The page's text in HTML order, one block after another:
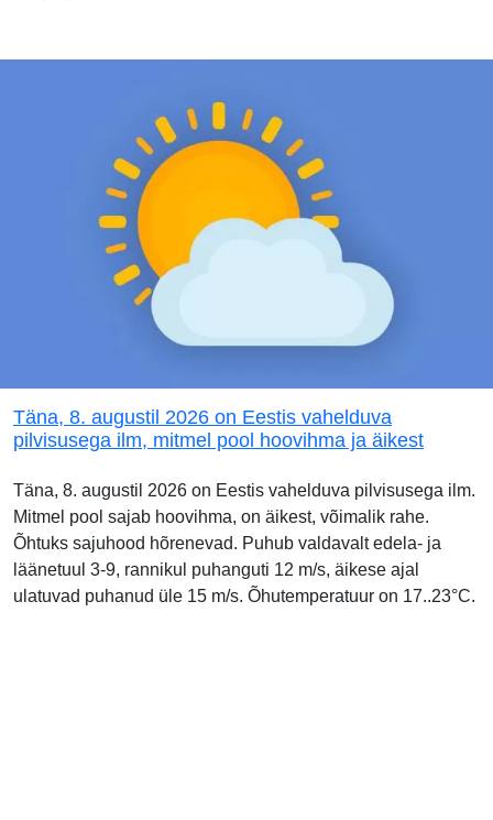
Täna, 8. augustil 2026 on Eestis vahelduva
pilvisusega ilm, mitmel pool hoovihma ja äikest
Täna, 8. augustil 2026 on Eestis vahelduva pilvisusega ilm.
Mitmel pool sajab hoovihma, on äikest, võimalik rahe.
Õhtuks sajuhood hõrenevad. Puhub valdavalt edela- ja
läänetuul 3-9, rannikul puhanguti 12 m/s, äikese ajal
ulatuvad puhanud üle 15 m/s. Õhutemperatuur on 17..23°C.